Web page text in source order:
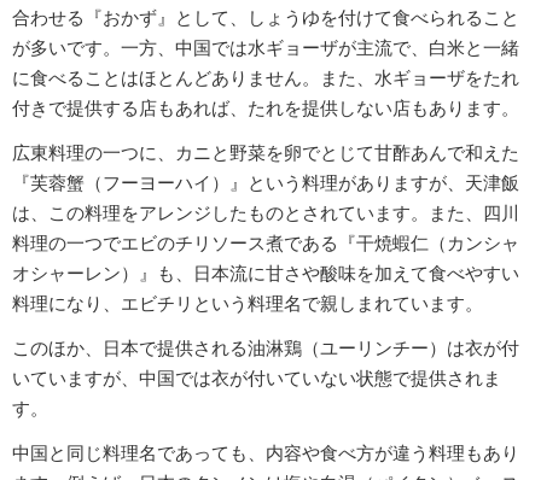
合わせる『おかず』として、しょうゆを付けて食べられること
が多いです。一方、中国では水ギョーザが主流で、白米と一緒
に食べることはほとんどありません。また、水ギョーザをたれ
付きで提供する店もあれば、たれを提供しない店もあります。
広東料理の一つに、カニと野菜を卵でとじて甘酢あんで和えた
『芙蓉蟹（フーヨーハイ）』という料理がありますが、天津飯
は、この料理をアレンジしたものとされています。また、四川
料理の一つでエビのチリソース煮である『干焼蝦仁（カンシャ
オシャーレン）』も、日本流に甘さや酸味を加えて食べやすい
料理になり、エビチリという料理名で親しまれています。
このほか、日本で提供される油淋鶏（ユーリンチー）は衣が付
いていますが、中国では衣が付いていない状態で提供されま
す。
中国と同じ料理名であっても、内容や食べ方が違う料理もあり